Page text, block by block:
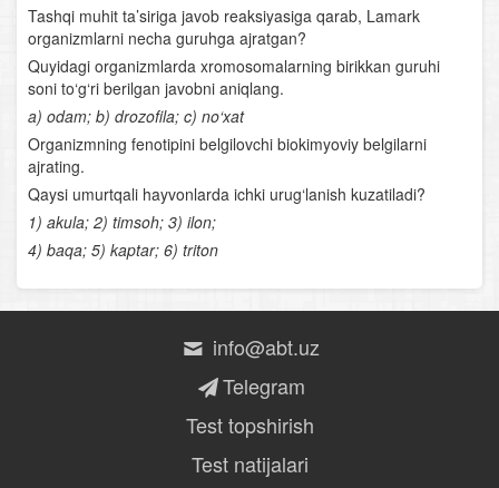
Odam to‘qimalari
Qaddi- qomatning shakllanishi
Tashqi muhit omillarining yurak va qon aylanish
organlariga ta’siri
Yurak va qon-tomir kasalliklari
Og‘iz
Ovqat hazm qilishning boshqarilishi
Terining tana haroratini doimiy saqlashi
Tashqi muhit ta’siriga javob reaksiyasiga qarab, Lamark
organizmlarni necha guruhga ajratgan?
Quyidagi organizmlarda xromosomalarning birikkan guruhi
soni to‘g‘ri berilgan javobni aniqlang.
a) odam; b) drozofila; c) no‘xat
Organizmning fenotipini belgilovchi biokimyoviy belgilarni
ajrating.
Qaysi umurtqali hayvonlarda ichki urug‘lanish kuzatiladi?
1) akula; 2) timsoh; 3) ilon;
4) baqa; 5) kaptar; 6) triton
info@abt.uz
Telegram
Test topshirish
Test natijalari